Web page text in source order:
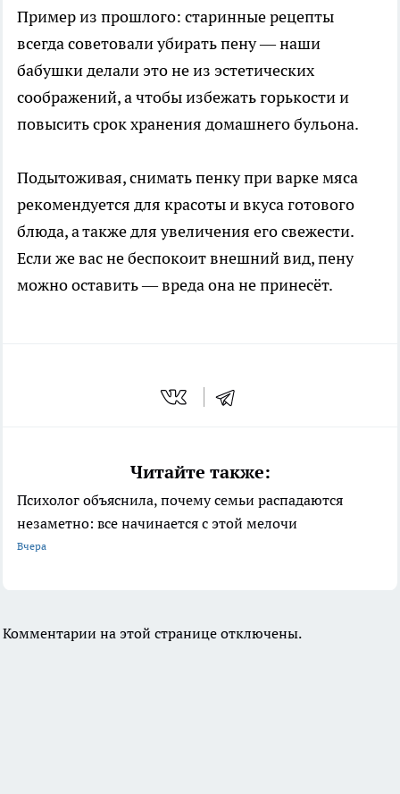
Пример из прошлого: старинные рецепты
всегда советовали убирать пену — наши
бабушки делали это не из эстетических
соображений, а чтобы избежать горькости и
повысить срок хранения домашнего бульона.
Подытоживая, снимать пенку при варке мяса
рекомендуется для красоты и вкуса готового
блюда, а также для увеличения его свежести.
Если же вас не беспокоит внешний вид, пену
можно оставить — вреда она не принесёт.
Читайте также:
Психолог объяснила, почему семьи распадаются
незаметно: все начинается с этой мелочи
Вчера
Комментарии на этой странице отключены.